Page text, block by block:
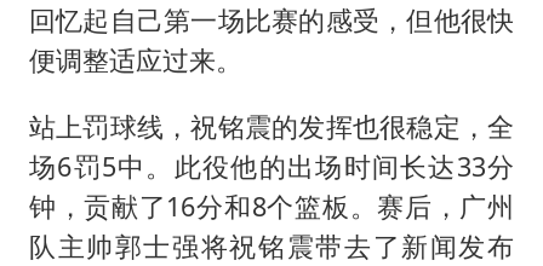
回忆起自己第一场比赛的感受，但他很快
便调整适应过来。
站上罚球线，祝铭震的发挥也很稳定，全
场6罚5中。此役他的出场时间长达33分
钟，贡献了16分和8个篮板。赛后，广州
队主帅郭士强将祝铭震带去了新闻发布